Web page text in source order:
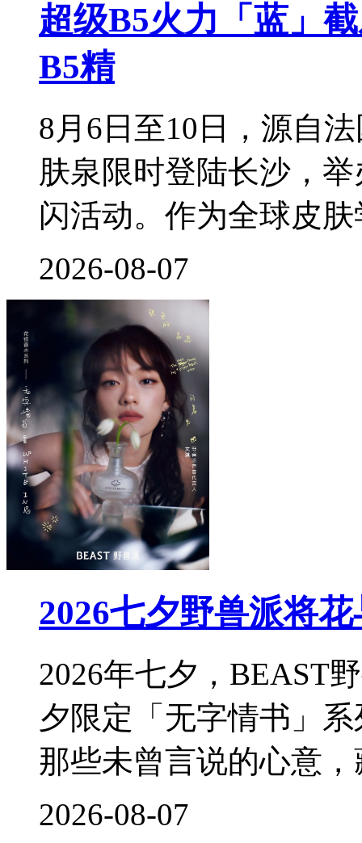
超级B5火力「蓝」
B5精
8月6日至10日，源自
肤泉限时登陆长沙，
闪活动。作为全球皮
2026-08-07
2026七夕野兽派将
2026年七夕，BEAST
夕限定「无字情书」
那些未曾言说的心意
2026-08-07